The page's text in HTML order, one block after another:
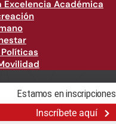
Excelencia Académica
Estamos en inscripciones
Inscríbete aquí